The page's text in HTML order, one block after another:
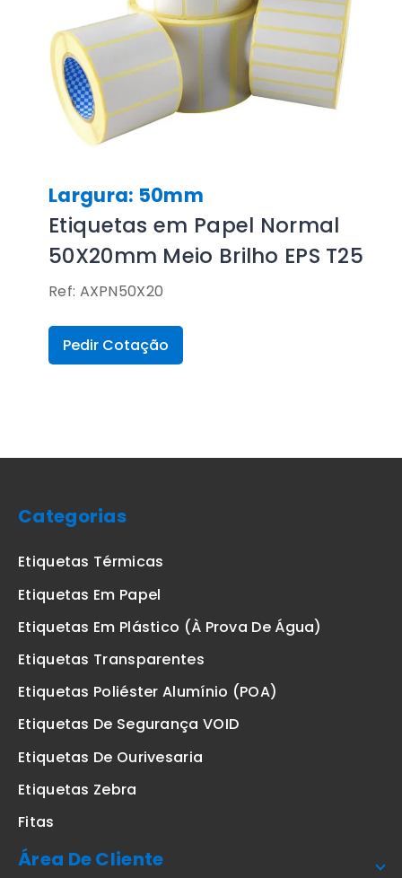
Largura: 50mm
Etiquetas em Papel Normal
50X20mm Meio Brilho EPS T25
Ref: AXPN50X20
Pedir Cotação
Categorias
Etiquetas Térmicas
Etiquetas Em Papel
Etiquetas Em Plástico (à Prova De Água)
Etiquetas Transparentes
Etiquetas Poliéster Alumínio (POA)
Etiquetas De Segurança VOID
Etiquetas De Ourivesaria
Etiquetas Zebra
Fitas
Área De Cliente